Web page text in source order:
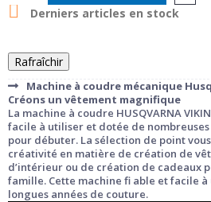
 Derniers articles en stock
Machine à coudre mécanique
Créons un vêtement magnifique
La machine à coudre HUSQVARNA
facile à utiliser et dotée de
pour débuter. La sélection de point
créativité en matière de création de
d’intérieur ou de création de cadeaux
famille. Cette machine fi able et facile
longues années de couture.